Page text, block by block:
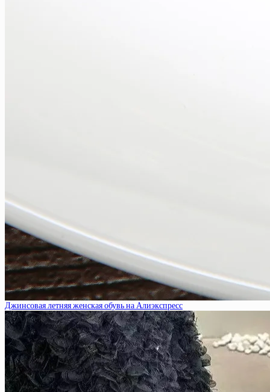
Джинсовая летняя женская обувь на Алиэкспресс